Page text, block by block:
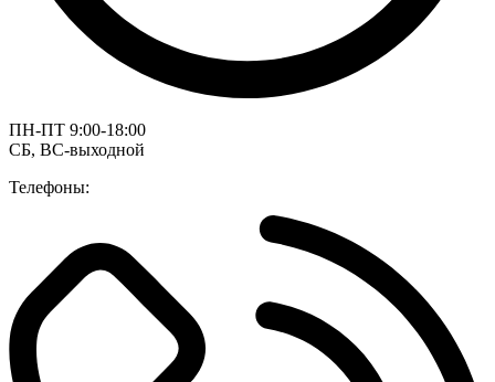
ПН-ПТ 9:00-18:00
СБ, ВС-выходной
Телефоны: